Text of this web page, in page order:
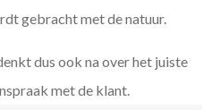
gebracht met de natuur.
dus ook na over het juiste
met de klant.